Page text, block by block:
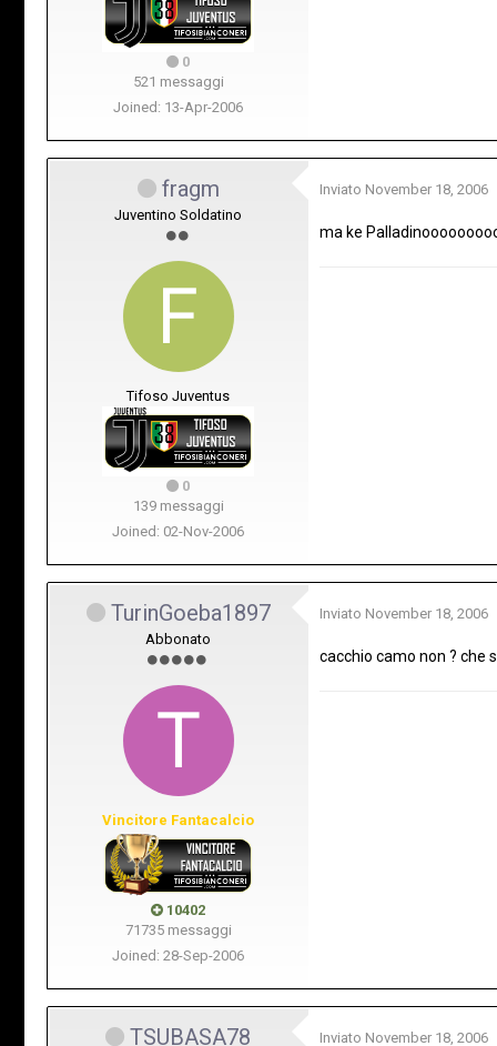
0
521 messaggi
Joined: 13-Apr-2006
fragm
Juventino Soldatino
Tifoso Juventus
0
139 messaggi
Joined: 02-Nov-2006
Inviato November 18, 2006
ma ke
TurinGoeba1897
Abbonato
Vincitore Fantacalcio
10402
71735 messaggi
Joined: 28-Sep-2006
Inviato November 18, 2006
cacchio camo non ? che
TSUBASA78 Inviato November 18, 2006